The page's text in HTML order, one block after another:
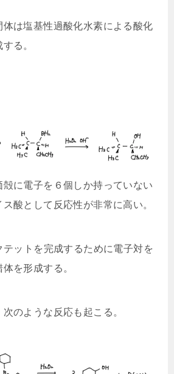
体は塩基性過酸化水素による酸化
る。
に電子を６個しか持っていない
酸として反応性が非常に高い。
ットを完成するために電子対を
を形成する。
のような反応も起こる。